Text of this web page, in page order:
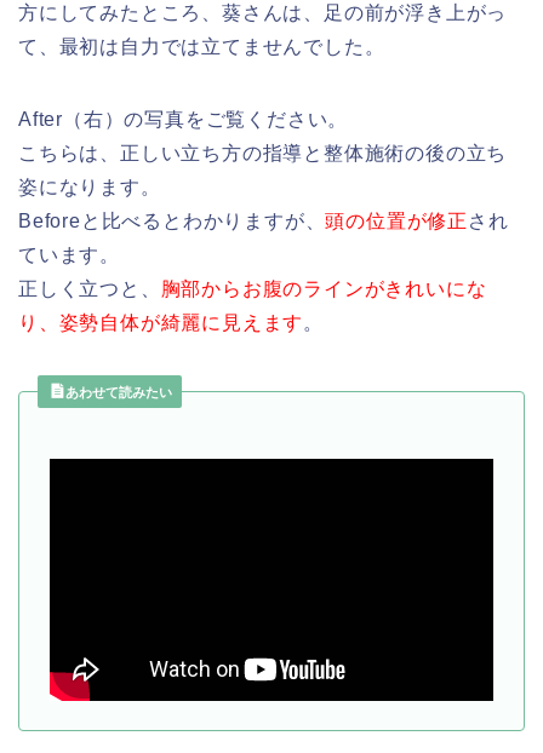
方にしてみたところ、葵さんは、足の前が浮き上がっ
て、最初は自力では立てませんでした。
After（右）の写真をご覧ください。
こちらは、正しい立ち方の指導と整体施術の後の立ち
姿になります。
Beforeと比べるとわかりますが、頭の位置が修正 され
ています。
正しく立つと、 胸部からお腹のラインがきれいにな
り、姿勢自体が綺麗に見えます 。
あわせて読みたい